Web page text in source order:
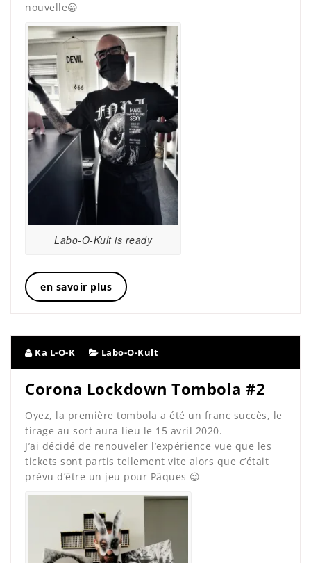
nouvelle😀
Labo-O-Kult is ready
en savoir plus
Ka L-O-K Labo-O-Kult
Corona Lockdown Tombola #2
Oyez, la première tombola a été un franc succès, le
tirage au sort aura lieu le 15 avril 2020.
J’ai décidé de renouveler l’expérience vue que les
tickets sont partis tellement vite alors que c’était
prévu d’être un jeu pour Pâques 😉